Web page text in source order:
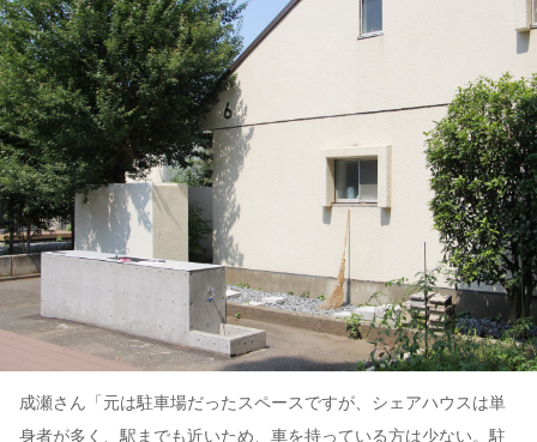
成瀬さん「元は駐車場だったスペースですが、シェアハウスは単
身者が多く、駅までも近いため、車を持っている方は少ない。駐